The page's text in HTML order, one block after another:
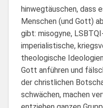
hinwegtäuschen, dass
Menschen (und Gott)
gibt: misogyne,
imperialistische,
theologische
Gott anführen und
der christlichen
schwächen, machen